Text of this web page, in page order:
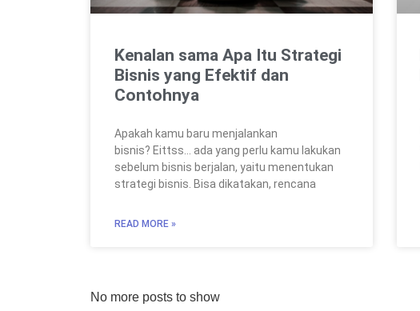
Kenalan sama Apa Itu Strategi
Bisnis yang Efektif dan
Contohnya
Apakah kamu baru menjalankan
bisnis? Eittss… ada yang perlu kamu lakukan
sebelum bisnis berjalan, yaitu menentukan
strategi bisnis. Bisa dikatakan, rencana
READ MORE »
No more posts to show